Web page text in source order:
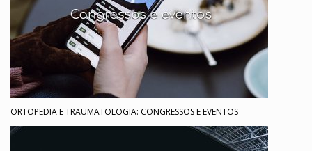
ORTOPEDIA E TRAUMATOLOGIA: CONGRESSOS E EVENTOS